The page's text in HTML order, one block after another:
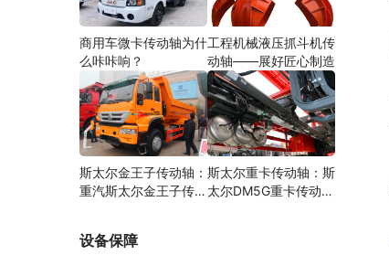
商用车微卡传动轴为什
么咔咔响？
工程机械液压抓斗机传
动轴——展好匠心制造
斯太尔金王子传动轴：
重汽斯太尔金王子传动
斯太尔重卡传动轴：斯
太尔DM5G重卡传动轴
设备保障